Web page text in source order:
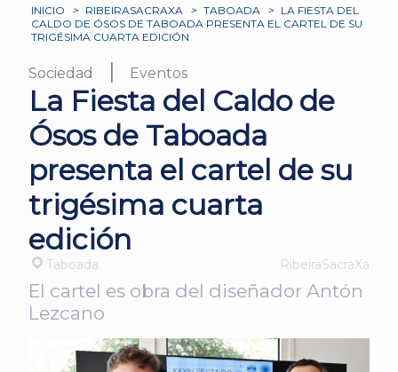
INICIO > RIBEIRASACRAXA > TABOADA > LA FIESTA DEL
CALDO DE ÓSOS DE TABOADA PRESENTA EL CARTEL DE SU
TRIGÉSIMA CUARTA EDICIÓN
Sociedad | Eventos
La Fiesta del Caldo de
Ósos de Taboada
presenta el cartel de su
trigésima cuarta
edición
Taboada RibeiraSacraXa
El cartel es obra del diseñador Antón
Lezcano